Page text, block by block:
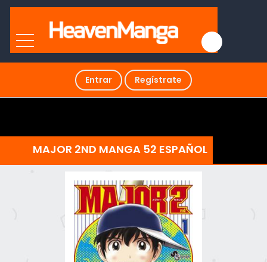
Entrar Regístrate
MAJOR 2ND MANGA 52 ESPAÑOL